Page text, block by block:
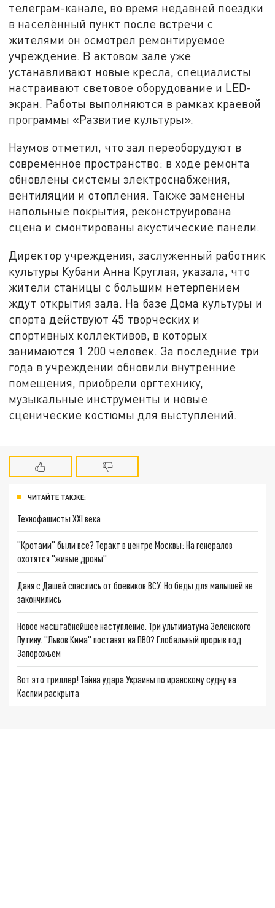
телеграм-канале, во время недавней поездки
в населённый пункт после встречи с
жителями он осмотрел ремонтируемое
учреждение. В актовом зале уже
устанавливают новые кресла, специалисты
настраивают световое оборудование и LED-
экран. Работы выполняются в рамках краевой
программы «Развитие культуры».
Наумов отметил, что зал переоборудуют в
современное пространство: в ходе ремонта
обновлены системы электроснабжения,
вентиляции и отопления. Также заменены
напольные покрытия, реконструирована
сцена и смонтированы акустические панели.
Директор учреждения, заслуженный работник
культуры Кубани Анна Круглая, указала, что
жители станицы с большим нетерпением
ждут открытия зала. На базе Дома культуры и
спорта действуют 45 творческих и
спортивных коллективов, в которых
занимаются 1 200 человек. За последние три
года в учреждении обновили внутренние
помещения, приобрели оргтехнику,
музыкальные инструменты и новые
сценические костюмы для выступлений.
ЧИТАЙТЕ ТАКЖЕ:
Технофашисты XXI века
"Кротами" были все? Теракт в центре Москвы: На генералов
охотятся "живые дроны"
Даня с Дашей спаслись от боевиков ВСУ. Но беды для малышей не
закончились
Новое масштабнейшее наступление. Три ультиматума Зеленского
Путину. "Львов Кима" поставят на ПВО? Глобальный прорыв под
Запорожьем
Вот это триллер! Тайна удара Украины по иранскому судну на
Каспии раскрыта